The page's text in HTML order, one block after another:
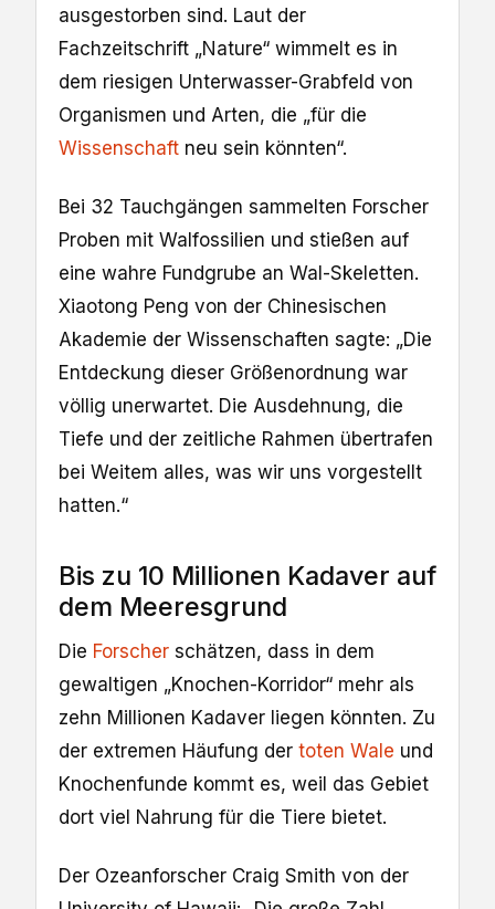
ausgestorben sind. Laut der
Fachzeitschrift „Nature“ wimmelt es in
dem riesigen Unterwasser-Grabfeld von
Organismen und Arten, die „für die
Wissenschaft neu sein könnten“.
Bei 32 Tauchgängen sammelten Forscher
Proben mit Walfossilien und stießen auf
eine wahre Fundgrube an Wal-Skeletten.
Xiaotong Peng von der Chinesischen
Akademie der Wissenschaften sagte: „Die
Entdeckung dieser Größenordnung war
völlig unerwartet. Die Ausdehnung, die
Tiefe und der zeitliche Rahmen übertrafen
bei Weitem alles, was wir uns vorgestellt
hatten.“
Bis zu 10 Millionen Kadaver auf
dem Meeresgrund
Die Forscher schätzen, dass in dem
gewaltigen „Knochen-Korridor“ mehr als
zehn Millionen Kadaver liegen könnten. Zu
der extremen Häufung der toten Wale und
Knochenfunde kommt es, weil das Gebiet
dort viel Nahrung für die Tiere bietet.
Der Ozeanforscher Craig Smith von der